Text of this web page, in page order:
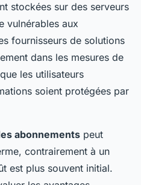
stockées sur des serveurs
vulnérables aux
fournisseurs de solutions
dans les mesures de
les utilisateurs
soient protégées par
abonnements peut
contrairement à un
est plus souvent initial.